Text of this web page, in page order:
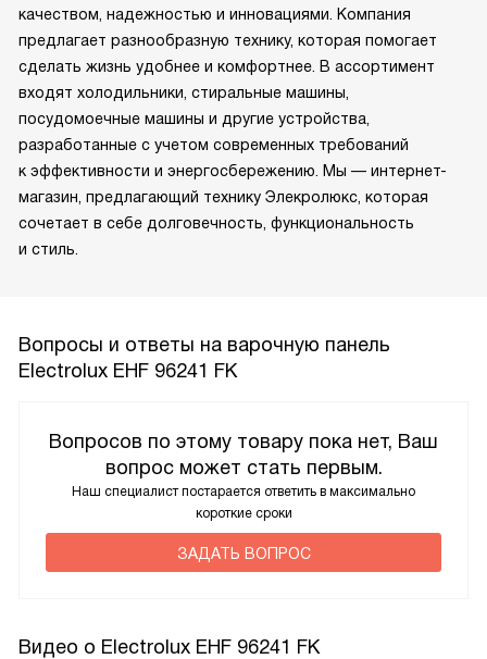
качеством, надежностью и инновациями. Компания
предлагает разнообразную технику, которая помогает
сделать жизнь удобнее и комфортнее. В ассортимент
входят холодильники, стиральные машины,
посудомоечные машины и другие устройства,
разработанные с учетом современных требований
к эффективности и энергосбережению. Мы — интернет-
магазин, предлагающий технику Элекролюкс, которая
сочетает в себе долговечность, функциональность
и стиль.
Вопросы и ответы на варочную панель
Electrolux EHF 96241 FK
Вопросов по этому товару пока нет, Ваш
вопрос может стать первым.
Наш специалист постарается ответить в максимально
короткие сроки
ЗАДАТЬ ВОПРОС
Видео о Electrolux EHF 96241 FK